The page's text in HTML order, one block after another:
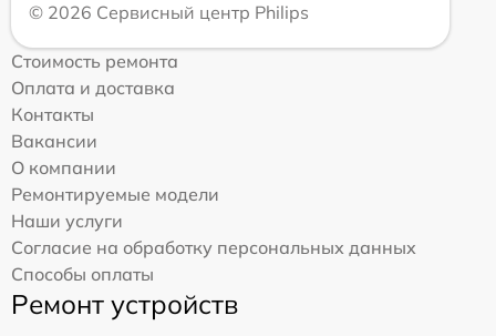
© 2026 Сервисный центр Philips
Стоимость ремонта
Оплата и доставка
Контакты
Вакансии
О компании
Ремонтируемые модели
Наши услуги
Согласие на обработку персональных данных
Способы оплаты
Ремонт устройств